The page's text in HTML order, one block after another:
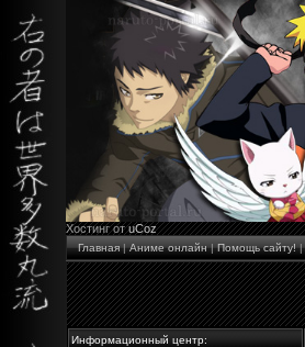
Хостинг отuCoz
Главная|Аниме онлайн|Помощь сайту!|
Информационный центр: